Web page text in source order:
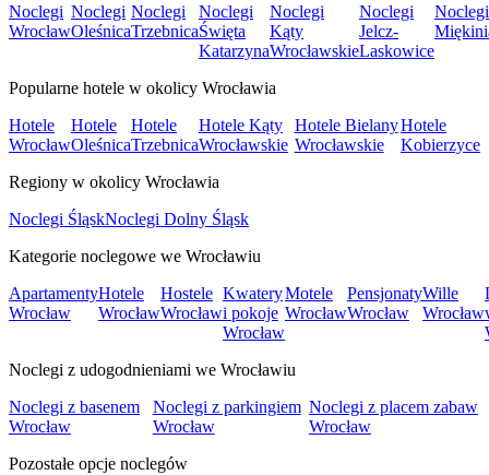
Noclegi
Wrocław
Noclegi
Oleśnica
Noclegi
Trzebnica
Noclegi
Święta
Katarzyna
Noclegi
Kąty
Wrocławskie
Noclegi
Jelcz-
Laskowice
Noclegi
Popularne hotele w okolicy Wrocławia
Hotele
Wrocław
Hotele
Oleśnica
Hotele
Trzebnica
Hotele Kąty
Wrocławskie
Hotele Bielany
Wrocławskie
Hotele
Kobierzyce
Regiony w okolicy Wrocławia
Noclegi ŚląskNoclegi Dolny Śląsk
Kategorie noclegowe we Wrocławiu
Apartamenty
Wrocław
Hotele
Wrocław
Hostele
Wrocław
Kwatery
i pokoje
Wrocław
Motele
Wrocław
Pensjonaty
Wrocław
Wille
Wrocław
Noclegi z udogodnieniami we Wrocławiu
Noclegi z basenem
Wrocław
Noclegi z parkingiem
Wrocław
Noclegi z placem zabaw
Wrocław
Pozostałe opcje noclegów